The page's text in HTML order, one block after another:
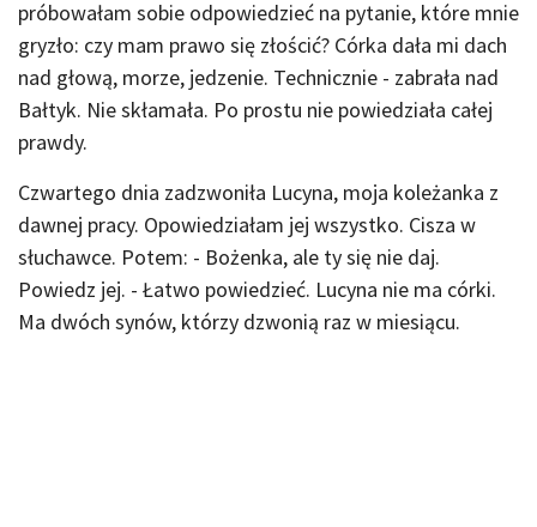
próbowałam sobie odpowiedzieć na pytanie, które mnie
gryzło: czy mam prawo się złościć? Córka dała mi dach
nad głową, morze, jedzenie. Technicznie - zabrała nad
Bałtyk. Nie skłamała. Po prostu nie powiedziała całej
prawdy.
Czwartego dnia zadzwoniła Lucyna, moja koleżanka z
dawnej pracy. Opowiedziałam jej wszystko. Cisza w
słuchawce. Potem: - Bożenka, ale ty się nie daj.
Powiedz jej. - Łatwo powiedzieć. Lucyna nie ma córki.
Ma dwóch synów, którzy dzwonią raz w miesiącu.